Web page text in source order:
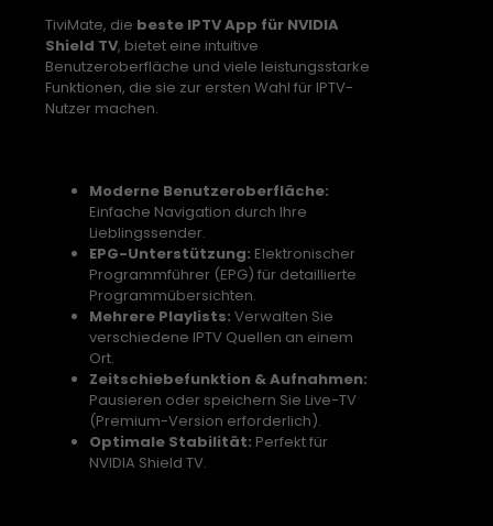
TiviMate, die beste IPTV App für NVIDIA
Shield TV, bietet eine intuitive
Benutzeroberfläche und viele leistungsstarke
Funktionen, die sie zur ersten Wahl für IPTV-
Nutzer machen.
Moderne Benutzeroberfläche:
Einfache Navigation durch Ihre
Lieblingssender.
EPG-Unterstützung: Elektronischer
Programmführer (EPG) für detaillierte
Programmübersichten.
Mehrere Playlists: Verwalten Sie
verschiedene IPTV Quellen an einem
Ort.
Zeitschiebefunktion & Aufnahmen:
Pausieren oder speichern Sie Live-TV
(Premium-Version erforderlich).
Optimale Stabilität: Perfekt für
NVIDIA Shield TV.